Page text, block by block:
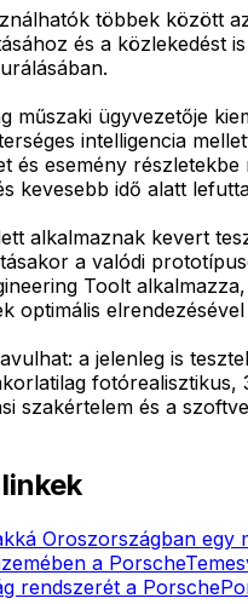
többek között
és a közlekedést
műszaki ügyvezetője
intelligencia
és esemény
kevesebb idő alatt
alkalmaznak kevert
a valódi
Toolt
optimális
a jelenleg is
szakértelem és a
Oroszországban egy
a Porsche
rendszerét a Porsche